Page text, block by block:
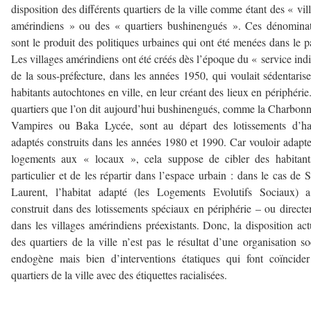
disposition des différents quartiers de la ville comme étant des «
amérindiens » ou des « quartiers bushinengués ». Ces
sont le produit des politiques urbaines qui ont été menées dans le
Les villages amérindiens ont été créés dès l’époque du « service
de la sous-préfecture, dans les années 1950, qui voulait
habitants autochtones en ville, en leur créant des lieux en
quartiers que l’on dit aujourd’hui bushinengués, comme la
Vampires ou Baka Lycée, sont au départ des lotissements
adaptés construits dans les années 1980 et 1990. Car vouloir
logements aux « locaux », cela suppose de cibler des
particulier et de les répartir dans l’espace urbain : dans le cas de
Laurent, l’habitat adapté (les Logements Evolutifs Sociaux)
construit dans des lotissements spéciaux en périphérie – ou
dans les villages amérindiens préexistants. Donc, la disposition
des quartiers de la ville n’est pas le résultat d’une organisation
endogène mais bien d’interventions étatiques qui font
quartiers de la ville avec des étiquettes racialisées.